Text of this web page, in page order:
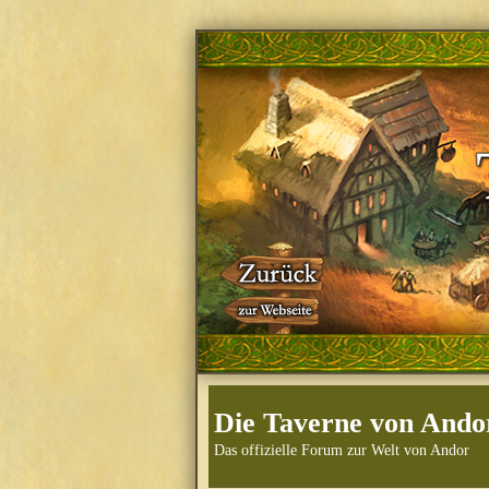
Die Taverne von
Das offizielle Forum zur Welt von Andor